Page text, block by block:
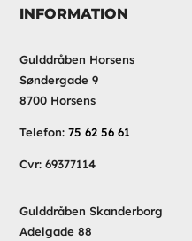
INFORMATION
Gulddråben Horsens
Søndergade 9
8700 Horsens
Telefon:75 62 56 61
Cvr: 69377114
Gulddråben Skanderborg
Adelgade 88